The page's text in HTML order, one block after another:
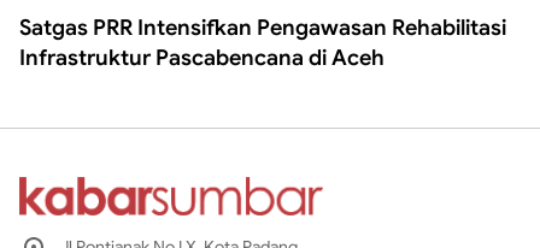
Satgas PRR Intensifkan Pengawasan Rehabilitasi
Infrastruktur Pascabencana di Aceh